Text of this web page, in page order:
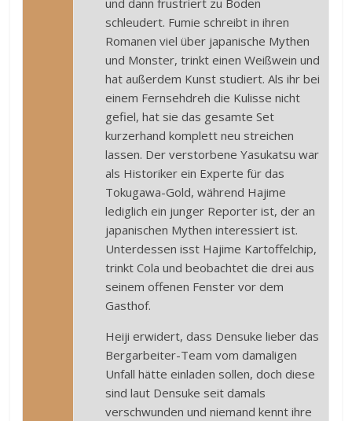
und dann frustriert zu Boden
schleudert. Fumie schreibt in ihren
Romanen viel über japanische Mythen
und Monster, trinkt einen Weißwein und
hat außerdem Kunst studiert. Als ihr bei
einem Fernsehdreh die Kulisse nicht
gefiel, hat sie das gesamte Set
kurzerhand komplett neu streichen
lassen. Der verstorbene Yasukatsu war
als Historiker ein Experte für das
Tokugawa-Gold, während Hajime
lediglich ein junger Reporter ist, der an
japanischen Mythen interessiert ist.
Unterdessen isst Hajime Kartoffelchip,
trinkt Cola und beobachtet die drei aus
seinem offenen Fenster vor dem
Gasthof.
Heiji erwidert, dass Densuke lieber das
Bergarbeiter-Team vom damaligen
Unfall hätte einladen sollen, doch diese
sind laut Densuke seit damals
verschwunden und niemand kennt ihre